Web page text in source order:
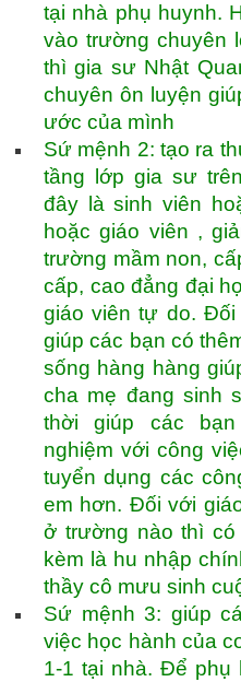
tại nhà phụ huynh.
vào trường chuyên
thì gia sư Nhật
chuyên ôn luyện
ước của mình
Sứ mệnh 2: tạo ra
tầng lớp gia sư
đây là sinh viên
hoặc giáo viên ,
trường mầm non,
cấp, cao đẳng đại
giáo viên tự do.
giúp các bạn có
sống hàng hàng
cha mẹ đang sinh
thời giúp các
nghiệm với công
tuyển dụng các
em hơn. Đối với
ở trường nào thì
kèm là hu nhập
thầy cô mưu sinh
Sứ mệnh 3: giúp
việc học hành của
1-1 tại nhà. Để phụ